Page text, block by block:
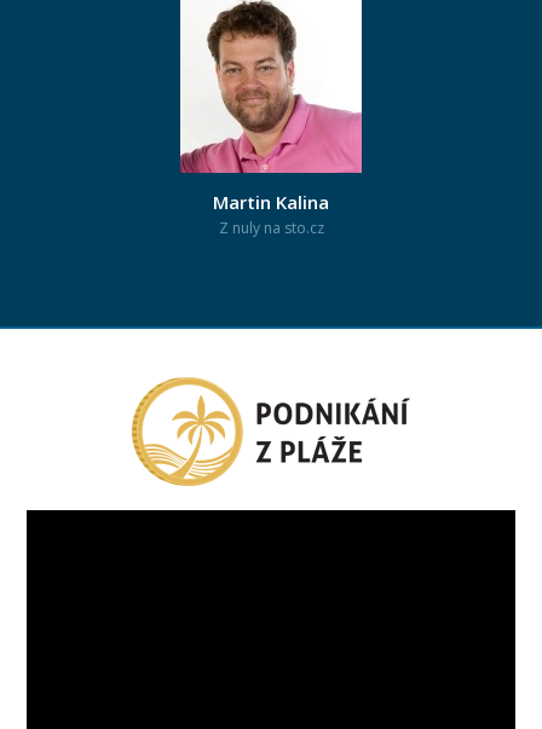
Martin Kalina
Z nuly na sto.cz